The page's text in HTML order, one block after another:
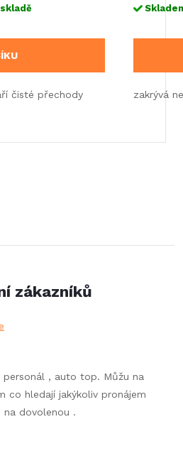
čisté přechody zakrývá
zákazníků
personál , auto top. Můžu na
co hledají jakýkoliv pronájem
na dovolenou .